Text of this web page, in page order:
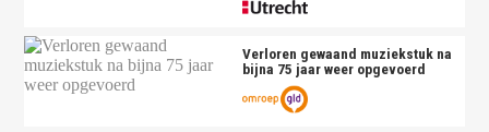
Verloren gewaand muziekstuk na
bijna 75 jaar weer opgevoerd